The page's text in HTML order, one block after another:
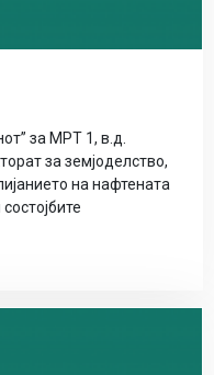
за МРТ 1, в.д.
за земјоделство,
на нафтената